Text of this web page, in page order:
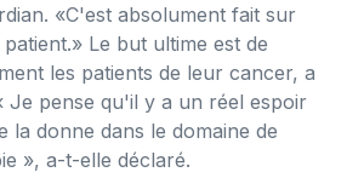
«C'est absolument fait sur
Le but ultime est de
les patients de leur cancer, a
Je pense qu'il y a un réel espoir
la donne dans le domaine de
», a-t-elle déclaré.